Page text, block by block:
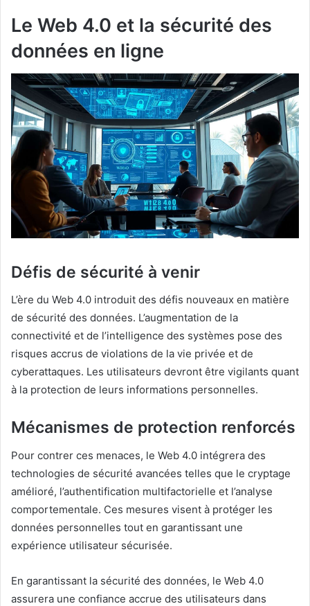
Le Web 4.0 et la sécurité des
données en ligne
Défis de sécurité à venir
L’ère du Web 4.0 introduit des défis nouveaux en matière
de sécurité des données. L’augmentation de la
connectivité et de l’intelligence des systèmes pose des
risques accrus de violations de la vie privée et de
cyberattaques. Les utilisateurs devront être vigilants quant
à la protection de leurs informations personnelles.
Mécanismes de protection renforcés
Pour contrer ces menaces, le Web 4.0 intégrera des
technologies de sécurité avancées telles que le cryptage
amélioré, l’authentification multifactorielle et l’analyse
comportementale. Ces mesures visent à protéger les
données personnelles tout en garantissant une
expérience utilisateur sécurisée.
En garantissant la sécurité des données, le Web 4.0
assurera une confiance accrue des utilisateurs dans